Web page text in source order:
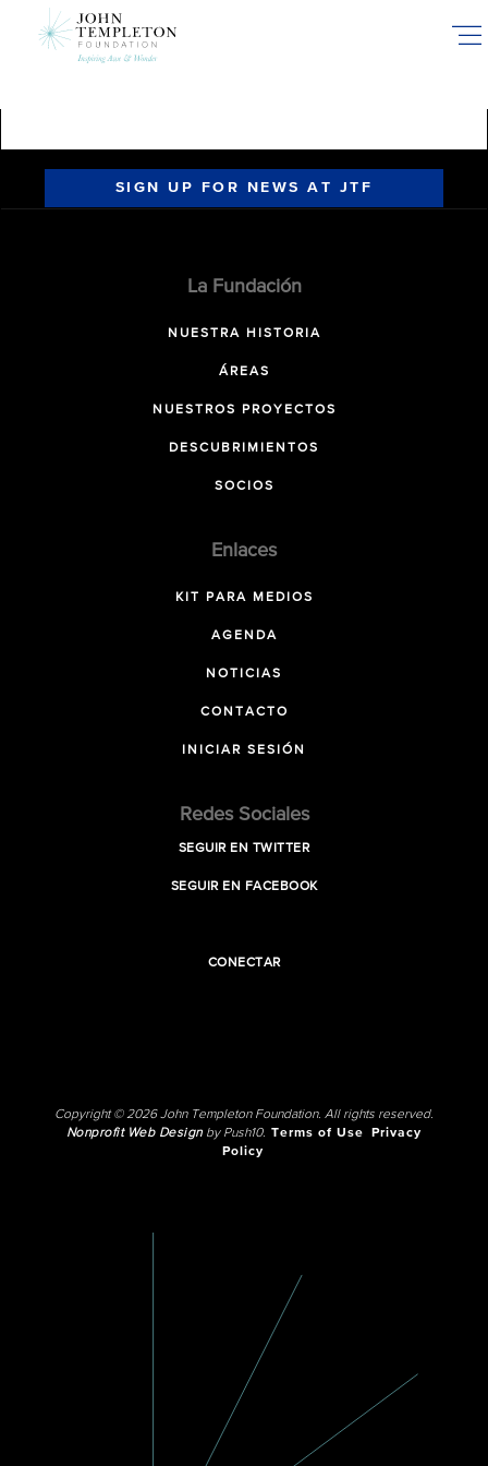
SIGN UP FOR NEWS AT JTF
La Fundación
NUESTRA HISTORIA
ÁREAS
NUESTROS PROYECTOS
DESCUBRIMIENTOS
SOCIOS
Enlaces
KIT PARA MEDIOS
AGENDA
NOTICIAS
CONTACTO
INICIAR SESIÓN
Redes Sociales
SEGUIR EN TWITTER
SEGUIR EN FACEBOOK
CONECTAR
Copyright © 2026 John Templeton Foundation. All rights reserved.
Nonprofit Web Designby Push10. Terms of Use
Privacy
Policy